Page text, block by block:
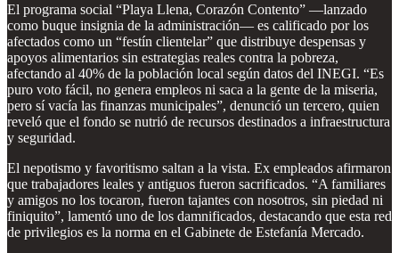
El programa social “Playa Llena, Corazón Contento” —lanzado
como buque insignia de la administración— es calificado por los
afectados como un “festín clientelar” que distribuye despensas y
apoyos alimentarios sin estrategias reales contra la pobreza,
afectando al 40% de la población local según datos del INEGI. “Es
puro voto fácil, no genera empleos ni saca a la gente de la miseria,
pero sí vacía las finanzas municipales”, denunció un tercero, quien
reveló que el fondo se nutrió de recursos destinados a infraestructura
y seguridad.
El nepotismo y favoritismo saltan a la vista. Ex empleados afirmaron
que trabajadores leales y antiguos fueron sacrificados. “A familiares
y amigos no los tocaron, fueron tajantes con nosotros, sin piedad ni
finiquito”, lamentó uno de los damnificados, destacando que esta red
de privilegios es la norma en el Gabinete de Estefanía Mercado.